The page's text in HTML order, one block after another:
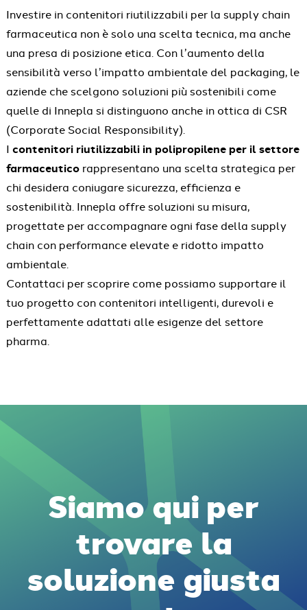
Investire in contenitori riutilizzabili per la supply chain
farmaceutica non è solo una scelta tecnica, ma anche
una presa di posizione etica. Con l’aumento della
sensibilità verso l’impatto ambientale del packaging, le
aziende che scelgono soluzioni più sostenibili come
quelle di Innepla si distinguono anche in ottica di CSR
(Corporate Social Responsibility).
I contenitori riutilizzabili in polipropilene per il settore
farmaceuticorappresentano una scelta strategica per
chi desidera coniugare sicurezza, efficienza e
sostenibilità. Innepla offre soluzioni su misura,
progettate per accompagnare ogni fase della supply
chain con performance elevate e ridotto impatto
ambientale.
Contattaci per scoprire come possiamo supportare il
tuo progetto con contenitori intelligenti, durevoli e
perfettamente adattati alle esigenze del settore
pharma.
Siamo qui per
trovare la
soluzione giusta